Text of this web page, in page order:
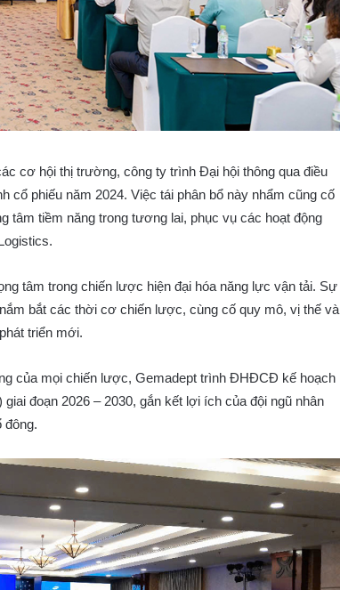
cơ hội thị trường, công ty trình Đại hội thông qua điều
cổ phiếu năm 2024. Việc tái phân bổ này nhẩm cũng cố
tâm tiềm năng trong tương lai, phục vụ các hoạt động
tâm trong chiến lược hiện đại hóa năng lực vận tải. Sự
bắt các thời cơ chiến lược, cùng cố quy mô, vị thế và
triển mới.
của mọi chiến lược, Gemadept trình ĐHĐCĐ kế hoạch
đoạn 2026 – 2030, gắn kết lợi ích của đội ngũ nhân
đông.